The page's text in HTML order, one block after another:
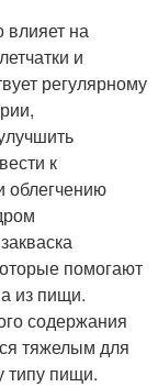
влияет на
и
регулярному
к
облегчению
помогают
из пищи.
содержания
тяжелым для
типу пищи.